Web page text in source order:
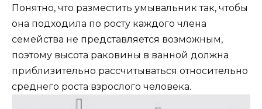
Понятно, что разместить умывальник так, чтобы
она подходила по росту каждого члена
семейства не представляется возможным,
поэтому высота раковины в ванной должна
приблизительно рассчитываться относительно
среднего роста взрослого человека.